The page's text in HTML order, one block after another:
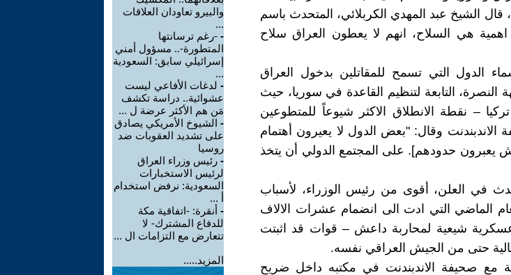
الشيخ عبد المهدي الكربلائي، المتحدث باسم
اهمية هي السلاح، انهم لا يعطون العراق سلاح
الدول التي تسمح للمقاتلين بدخول العراق
التابعة لتنظيم القاعدة في سوريا، حيث
– نقطة الانطلاق الاكثر ‏شيوعاً للمتطوعين
الاندبندنت وقال: "بعض الدول لا يعيرون أهتمام
لهذا، ‏انهم لا يمانعون ‏‎]‎مقاتلي داعش يعبرون حدودهم‎[‎‏. على المجتمع الدولي أن يتخذ
في العلن، أقوى من رئيس الوزراء، لأسباب
الماضي التي ادت الى انضمام عشرات الالاف
شيعية لمحاربة ‏داعش – قوات قد اثبتت
حتى من الجيش العراقي نفسه.‏
مع صحيفة الاندبندنت في مكتبه داخل ضريح
والبيرو تعاودان العلاقات
...
- -رغم ترسانتها
المتطورة-.. مسؤول أمني
إسرائيلي سابق: السعودية
...
- لدغات الأفاعي ليست
عشوائية.. دراسة تكشف
مَن هم الأكثر عرضة ل ...
- الشيوخ الأمريكي يصادق
على تشديد العقوبات ضد
روسيا
- رئيس وزراء العراق
لرئيس الاستخبارات
السعودية: نرفض استخدام
أ ...
- أنقرة: -اتفاقية مكة
للدفاع المشترك- لا
تتعارض مع التزامات ال ...
المزيد.....